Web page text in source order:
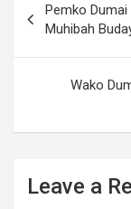
navigation
Pemko
Muhibah
Wako
Leave a